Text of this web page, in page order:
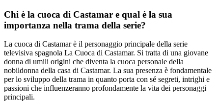
Chi è la cuoca di Castamar e qual è la sua
importanza nella trama della serie?
La cuoca di Castamar è il personaggio principale della serie
televisiva spagnola La Cuoca di Castamar. Si tratta di una giovane
donna di umili origini che diventa la cuoca personale della
nobildonna della casa di Castamar. La sua presenza è fondamentale
per lo sviluppo della trama in quanto porta con sé segreti, intrighi e
passioni che influenzeranno profondamente la vita dei personaggi
principali.